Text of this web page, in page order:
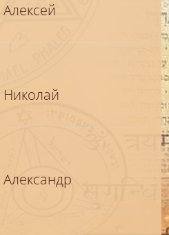
Алексей
Николай
Александр